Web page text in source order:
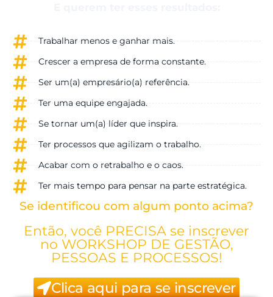
Trabalhar menos e ganhar mais.
Crescer a empresa de forma constante.
Ser um(a) empresário(a) referência.
Ter uma equipe engajada.
Se tornar um(a) líder que inspira.
Ter processos que agilizam o trabalho.
Acabar com o retrabalho e o caos.
Ter mais tempo para pensar na parte estratégica.
Se identificou com algum ponto acima?
Então, você PRECISA se inscrever
no WORKSHOP DE GESTÃO,
PESSOAS E PROCESSOS!
Clica aqui para se inscrever